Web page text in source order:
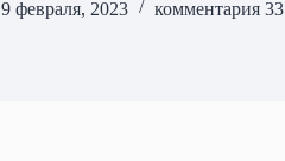
9 февраля, 2023
комментария 33